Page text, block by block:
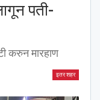
पती-
करुन मारहाण
इतर शहर